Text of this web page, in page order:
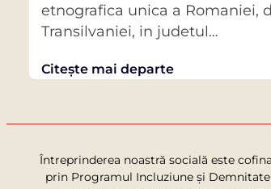
etnografica unica a Romaniei,
Transilvaniei, in judetul…
Citește mai departe
Întreprinderea noastră socială este
prin Programul Incluziune și